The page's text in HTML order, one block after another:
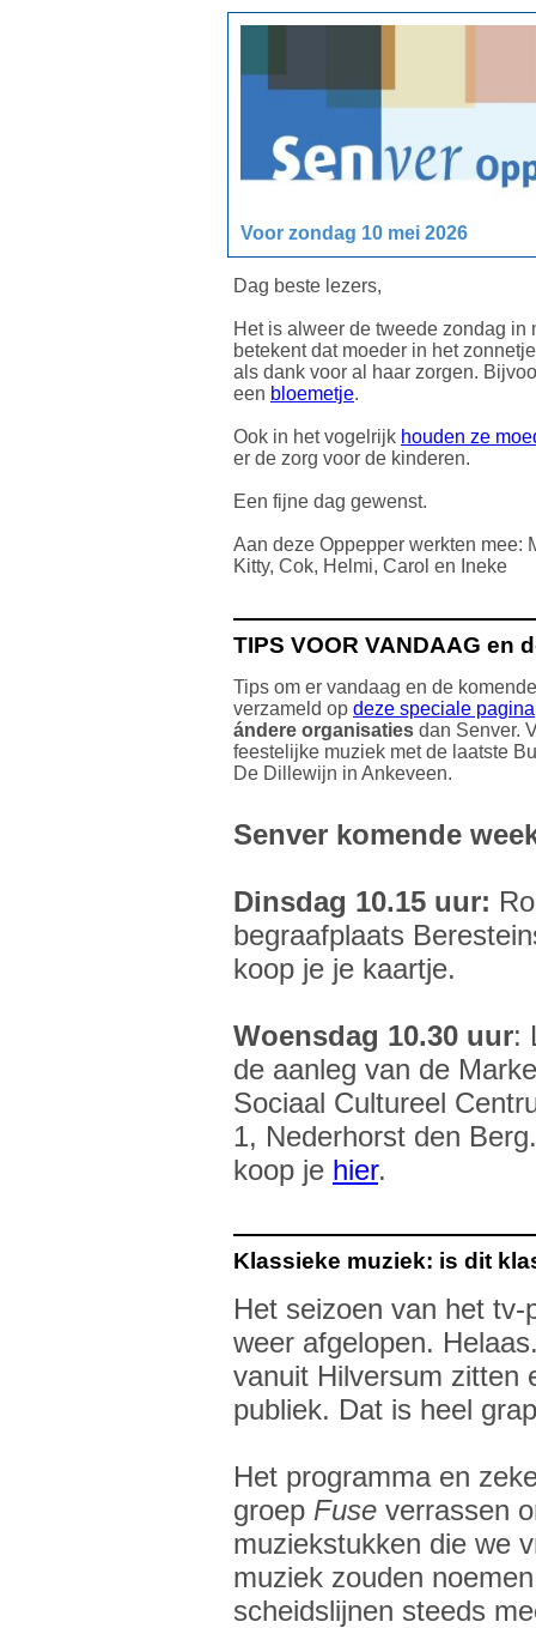
Voor zondag 10 mei 2026
Dag beste lezers,
Het is alweer de tweede zondag in
betekent dat moeder in het
als dank voor al haar zorgen.
een bloemetje.
Ook in het vogelrijk houden ze
er de zorg voor de kinderen.
Een fijne dag gewenst.
Aan deze Oppepper werkten mee:
Kitty, Cok, Helmi, Carol en Ineke
TIPS VOOR VANDAAG en
Tips om er vandaag en de
verzameld op deze speciale pagina
ándere organisaties dan Senver.
feestelijke muziek met de laatste
De Dillewijn in Ankeveen.
Senver komende
Dinsdag 10.15 uur:
begraafplaats
koop je je kaartje.
Woensdag 10.30 uur:
de aanleg van de
Sociaal Cultureel
1, Nederhorst den
koop je hier.
Klassieke muziek: is dit
Het seizoen van het
weer afgelopen.
vanuit Hilversum zitten
publiek. Dat is heel
Het programma en
groep Fuse verrassen
muziekstukken die we
muziek zouden
scheidslijnen steeds